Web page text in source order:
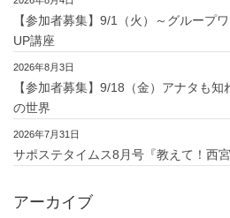
【参加者募集】9/1（火）～グループ
UP講座
2026年8月3日
【参加者募集】9/18（金）アナタも
の世界
2026年7月31日
サポステタイムス8月号『教えて！西宮
アーカイブ